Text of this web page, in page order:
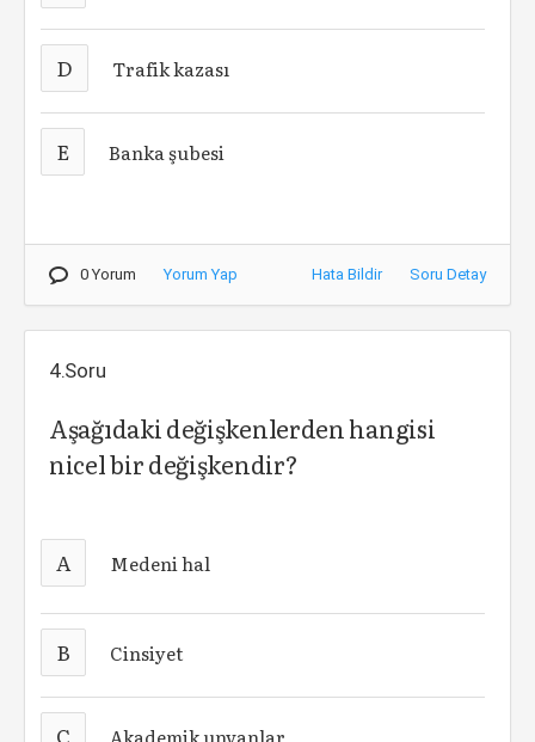
D Trafik kazası
E Banka şubesi
0 Yorum Yorum Yap Hata Bildir Soru Detay
4.Soru
Aşağıdaki değişkenlerden hangisi
nicel bir değişkendir?
A Medeni hal
B Cinsiyet
C Akademik unvanlar